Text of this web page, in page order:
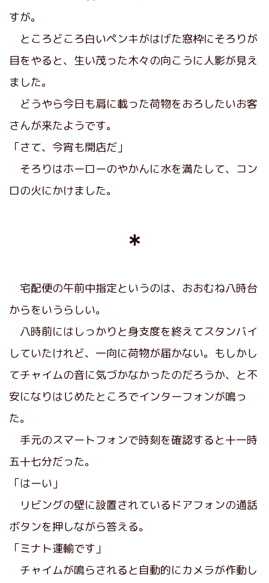
すが。
ところどころ白いペンキがはげた窓枠にそろりが
目をやると、生い茂った木々の向こうに人影が見え
ました。
どうやら今日も肩に載った荷物をおろしたいお客
さんが来たようです。
「さて、今宵も開店だ」
そろりはホーローのやかんに水を満たして、コン
ロの火にかけました。
＊
宅配便の午前中指定というのは、おおむね八時台
からをいうらしい。
八時前にはしっかりと身支度を終えてスタンバイ
していたけれど、一向に荷物が届かない。もしかし
てチャイムの音に気づかなかったのだろうか、と不
安になりはじめたところでインターフォンが鳴っ
た。
手元のスマートフォンで時刻を確認すると十一時
五十七分だった。
「はーい」
リビングの壁に設置されているドアフォンの通話
ボタンを押しながら答える。
「ミナト運輸です」
チャイムが鳴らされると自動的にカメラが作動し